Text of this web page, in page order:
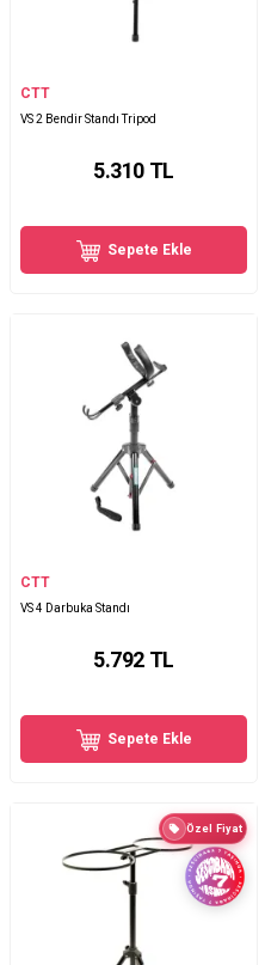
CTT
VS 2 Bendir Standı Tripod
5.310 TL
Sepete Ekle
CTT
VS 4 Darbuka Standı
5.792 TL
Sepete Ekle
Özel Fiyat